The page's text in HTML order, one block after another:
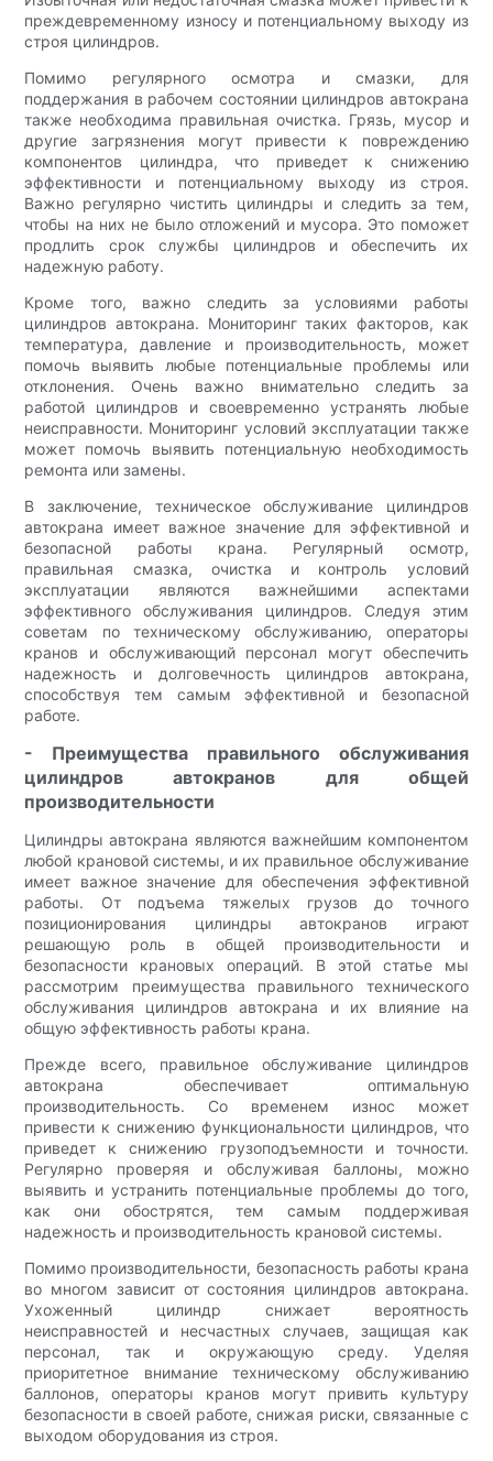
преждевременному износу и потенциальному выходу из
строя цилиндров.
Помимо регулярного осмотра и смазки, для
поддержания в рабочем состоянии цилиндров автокрана
также необходима правильная очистка. Грязь, мусор и
другие загрязнения могут привести к повреждению
компонентов цилиндра, что приведет к снижению
эффективности и потенциальному выходу из строя.
Важно регулярно чистить цилиндры и следить за тем,
чтобы на них не было отложений и мусора. Это поможет
продлить срок службы цилиндров и обеспечить их
надежную работу.
Кроме того, важно следить за условиями работы
цилиндров автокрана. Мониторинг таких факторов, как
температура, давление и производительность, может
помочь выявить любые потенциальные проблемы или
отклонения. Очень важно внимательно следить за
работой цилиндров и своевременно устранять любые
неисправности. Мониторинг условий эксплуатации также
может помочь выявить потенциальную необходимость
ремонта или замены.
В заключение, техническое обслуживание цилиндров
автокрана имеет важное значение для эффективной и
безопасной работы крана. Регулярный осмотр,
правильная смазка, очистка и контроль условий
эксплуатации являются важнейшими аспектами
эффективного обслуживания цилиндров. Следуя этим
советам по техническому обслуживанию, операторы
кранов и обслуживающий персонал могут обеспечить
надежность и долговечность цилиндров автокрана,
способствуя тем самым эффективной и безопасной
работе.
- Преимущества правильного обслуживания
цилиндров автокранов для общей
производительности
Цилиндры автокрана являются важнейшим компонентом
любой крановой системы, и их правильное обслуживание
имеет важное значение для обеспечения эффективной
работы. От подъема тяжелых грузов до точного
позиционирования цилиндры автокранов играют
решающую роль в общей производительности и
безопасности крановых операций. В этой статье мы
рассмотрим преимущества правильного технического
обслуживания цилиндров автокрана и их влияние на
общую эффективность работы крана.
Прежде всего, правильное обслуживание цилиндров
автокрана обеспечивает оптимальную
производительность. Со временем износ может
привести к снижению функциональности цилиндров, что
приведет к снижению грузоподъемности и точности.
Регулярно проверяя и обслуживая баллоны, можно
выявить и устранить потенциальные проблемы до того,
как они обострятся, тем самым поддерживая
надежность и производительность крановой системы.
Помимо производительности, безопасность работы крана
во многом зависит от состояния цилиндров автокрана.
Ухоженный цилиндр снижает вероятность
неисправностей и несчастных случаев, защищая как
персонал, так и окружающую среду. Уделяя
приоритетное внимание техническому обслуживанию
баллонов, операторы кранов могут привить культуру
безопасности в своей работе, снижая риски, связанные с
выходом оборудования из строя.